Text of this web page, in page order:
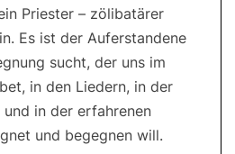
Priester – zölibatärer
Es ist der Auferstandene
sucht, der uns im
in den Liedern, in der
in der erfahrenen
und begegnen will.